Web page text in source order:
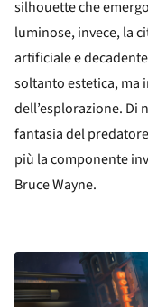
silhouette che
luminose, invece, la
artificiale e
soltanto estetica, ma
dell’esplorazione. Di
fantasia del
più la componente
Bruce Wayne.